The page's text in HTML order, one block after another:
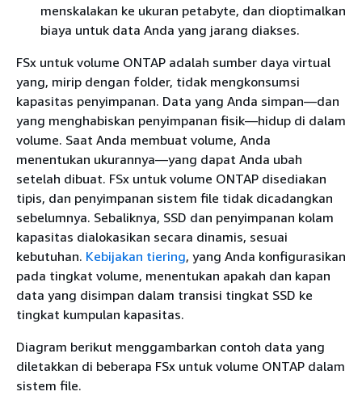
menskalakan ke ukuran petabyte, dan dioptimalkan
biaya untuk data Anda yang jarang diakses.
FSx untuk volume ONTAP adalah sumber daya virtual
yang, mirip dengan folder, tidak mengkonsumsi
kapasitas penyimpanan. Data yang Anda simpan—dan
yang menghabiskan penyimpanan fisik—hidup di dalam
volume. Saat Anda membuat volume, Anda
menentukan ukurannya—yang dapat Anda ubah
setelah dibuat. FSx untuk volume ONTAP disediakan
tipis, dan penyimpanan sistem file tidak dicadangkan
sebelumnya. Sebaliknya, SSD dan penyimpanan kolam
kapasitas dialokasikan secara dinamis, sesuai
kebutuhan. Kebijakan tiering, yang Anda konfigurasikan
pada tingkat volume, menentukan apakah dan kapan
data yang disimpan dalam transisi tingkat SSD ke
tingkat kumpulan kapasitas.
Diagram berikut menggambarkan contoh data yang
diletakkan di beberapa FSx untuk volume ONTAP dalam
sistem file.